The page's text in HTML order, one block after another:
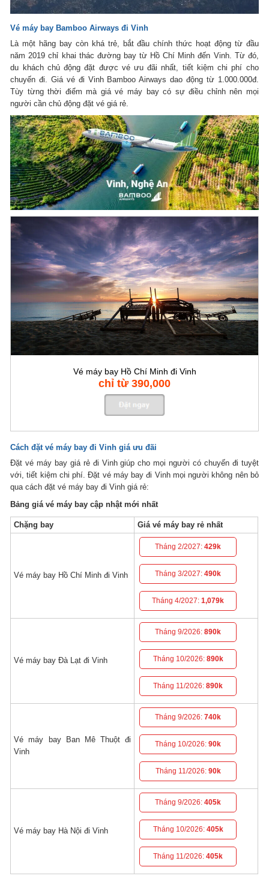
Vé máy bay Bamboo Airways đi Vinh
Là một hãng bay còn khá trẻ, bắt đầu chính thức hoạt động từ đầu
năm 2019 chỉ khai thác đường bay từ Hồ Chí Minh đến Vinh. Từ đó,
du khách chủ động đặt được vé ưu đãi nhất, tiết kiệm chi phí cho
chuyến đi. Giá vé đi Vinh Bamboo Airways dao động từ 1.000.000đ.
Tùy từng thời điểm mà giá vé máy bay có sự điều chỉnh nên mọi
người cần chủ động đặt vé giá rẻ.
Vé máy bay Hồ Chí Minh đi Vinh
chỉ từ 390,000
Cách đặt vé máy bay đi Vinh giá ưu đãi
Đặt vé máy bay giá rẻ đi Vinh giúp cho mọi người có chuyến đi tuyệt
với, tiết kiệm chi phí. Đặt vé máy bay đi Vinh mọi người không nên bỏ
qua cách đặt vé máy bay đi Vinh giá rẻ:
Bảng giá vé máy bay cập nhật mới nhất
Chặng bay Giá vé máy bay rẻ nhất
Vé máy bay Hồ Chí Minh đi Vinh
Tháng 2/2027:429k
Tháng 3/2027:490k
Tháng 4/2027:1,079k
Vé máy bay Đà Lạt đi Vinh
Tháng 9/2026:890k
Tháng 10/2026: 890k
Tháng 11/2026:890k
Vé máy bay Ban Mê Thuột đi
Vinh
Tháng 9/2026:740k
Tháng 10/2026:90k
Tháng 11/2026: 90k
Vé máy bay Hà Nội đi Vinh
Tháng 9/2026:405k
Tháng 10/2026: 405k
Tháng 11/2026:405k